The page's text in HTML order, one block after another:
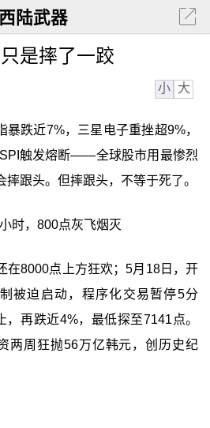
西陆武器
是摔了一跤
小 大
暴跌近7%，三星电子重挫超9%，
触发熔断——全球股市用最惨烈
跟头。但摔跟头，不等于死了。
时，800点灰飞烟灭
在8000点上方狂欢；5月18日，开
被迫启动，程序化交易暂停5分
再跌近4%，最低探至7141点。
两周狂抛56万亿韩元，创历史纪